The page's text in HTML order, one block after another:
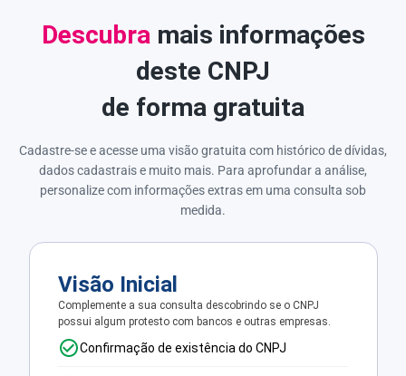
Descubramais informações
deste CNPJ
de forma gratuita
Cadastre-se e acesse uma visão gratuita com histórico de dívidas,
dados cadastrais e muito mais. Para aprofundar a análise,
personalize com informações extras em uma consulta sob
medida.
Visão Inicial
Complemente a sua consulta descobrindo se o CNPJ
possui algum protesto com bancos e outras empresas.
Confirmação de existência do CNPJ